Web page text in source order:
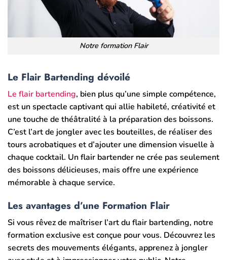
Notre formation Flair
Le Flair Bartending dévoilé
Le flair bartending, bien plus qu’une simple compétence,
est un spectacle captivant qui allie habileté, créativité et
une touche de théâtralité à la préparation des boissons.
C’est l’art de jongler avec les bouteilles, de réaliser des
tours acrobatiques et d’ajouter une dimension visuelle à
chaque cocktail. Un flair bartender ne crée pas seulement
des boissons délicieuses, mais offre une expérience
mémorable à chaque service.
Les avantages d’une Formation Flair
Si vous rêvez de maîtriser l’art du flair bartending, notre
formation exclusive est conçue pour vous. Découvrez les
secrets des mouvements élégants, apprenez à jongler